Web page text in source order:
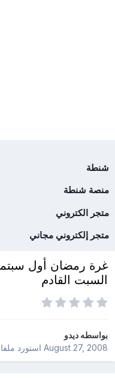
شنطة
منصة شنطة
متجر الكتروني
متجر إلكتروني مجاني
غرة رمضان أول
السبت القادم
بواسطهديدو
August 27, 2008استورد